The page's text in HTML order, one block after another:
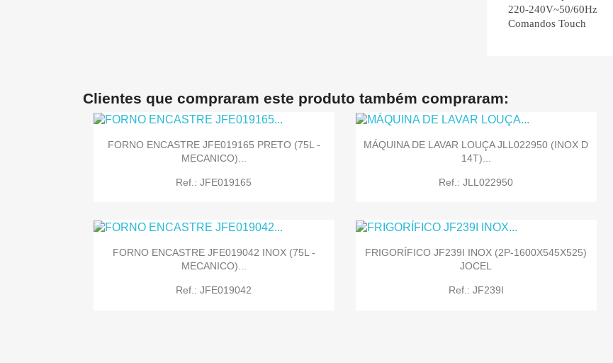
220-240V~50/60Hz
Comandos Touch
Clientes que compraram este produto também compraram:
FORNO ENCASTRE JFE019165 PRETO (75L -
MECANICO)...
Ref.: JFE019165
MÁQUINA DE LAVAR LOUÇA JLL022950 (INOX D
14T)...
Ref.: JLL022950
FORNO ENCASTRE JFE019042 INOX (75L -
MECANICO)...
Ref.: JFE019042
FRIGORÍFICO JF239I INOX (2P-1600X545X525)
JOCEL
Ref.: JF239I